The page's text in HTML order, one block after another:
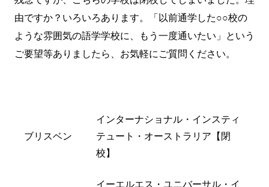
由ですか？いろいろあります。「以前通学した○○校の
ような雰囲気の語学学校に、もう一度通いたい」という
ご要望等ありましたら、 お気軽にご質問 ください。
ブリスベン
インターナショナル・インスティ
テュート・オーストラリア【閉
校】
イーエルエス・ユニバーサル・イ